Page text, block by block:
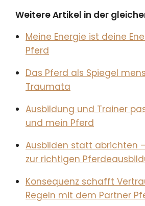
Weitere Artikel in der
Meine Energie ist deine
Pferd
Das Pferd als Spiegel
Traumata
Ausbildung und Trainer
und mein Pferd
Ausbilden statt abrichten
zur richtigen
Konsequenz schafft
Regeln mit dem Partner